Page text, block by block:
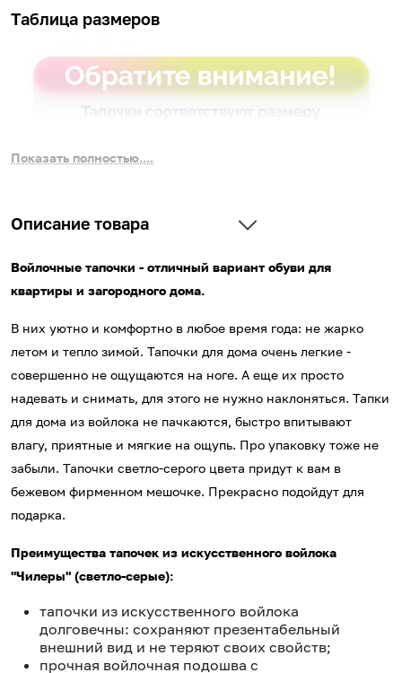
Таблица размеров
Показать полностью....
Описание товара
Войлочные тапочки - отличный вариант обуви для
квартиры и загородного дома.
В них уютно и комфортно в любое время года: не жарко
летом и тепло зимой. Тапочки для дома очень легкие -
совершенно не ощущаются на ноге. А еще их просто
надевать и снимать, для этого не нужно наклоняться. Тапки
для дома из войлока не пачкаются, быстро впитывают
влагу, приятные и мягкие на ощупь. Про упаковку тоже не
забыли. Тапочки светло-серого цвета придут к вам в
бежевом фирменном мешочке. Прекрасно подойдут для
подарка.
Преимущества тапочек из искусственного войлока
"Чилеры" (светло-серые):
тапочки из искусственного войлока
долговечны: сохраняют презентабельный
внешний вид и не теряют своих свойств;
прочная войлочная подошва с